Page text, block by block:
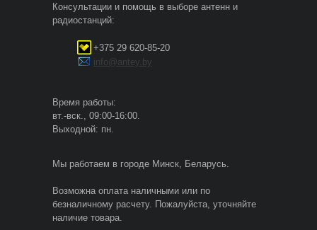
Консультации и помощь в выборе антенн и
радиостанций:
+375 29 620-85-20
info@antey.by
Время работы:
вт.-вск., 09:00-16:00.
Выходной: пн.
Мы работаем в городе Минск, Беларусь.
Возможна оплата наличными или по
безналичному расчету. Пожалуйста, уточняйте
наличие товара.